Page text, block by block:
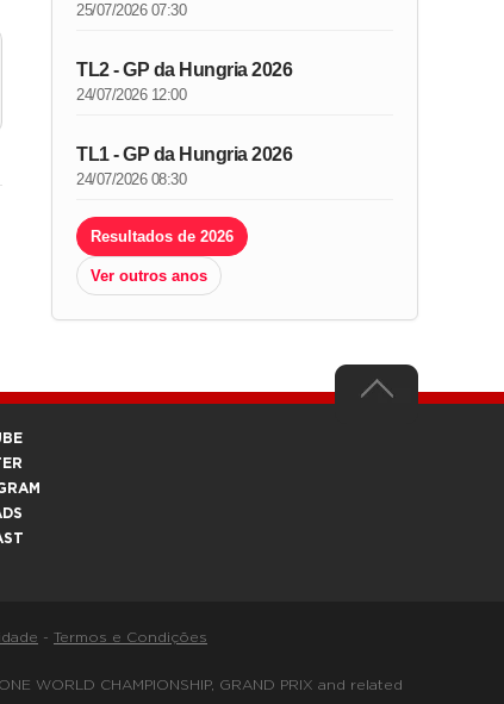
25/07/2026 07:30
TL2 - GP da Hungria 2026
24/07/2026 12:00
TL1 - GP da Hungria 2026
24/07/2026 08:30
Resultados de 2026
Ver outros anos
- Termos e Condições
WORLD CHAMPIONSHIP, GRAND PRIX and related